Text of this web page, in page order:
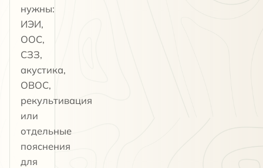
нужны:
ИЭИ,
ООС,
СЗЗ,
акустика,
ОВОС,
рекультивация
или
отдельные
пояснения
для